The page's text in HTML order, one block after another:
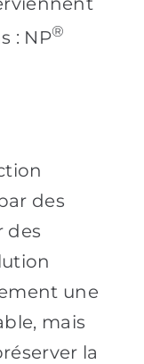
: NP®
des
des
une
mais
la